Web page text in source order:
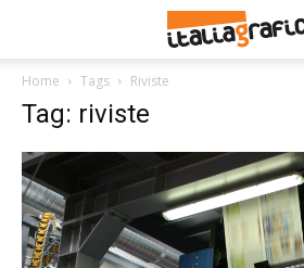
Home Tags Riviste
Tag: riviste